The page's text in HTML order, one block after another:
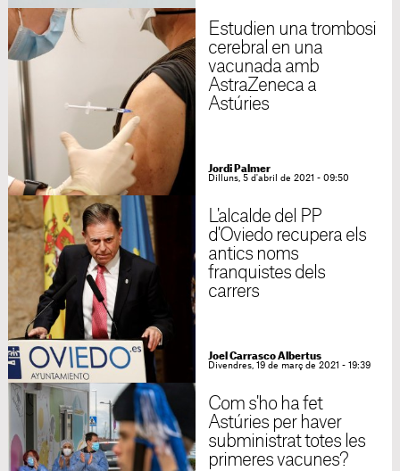
Estudien una trombosi
cerebral en una
vacunada amb
AstraZeneca a
Astúries
Jordi Palmer
Dilluns, 5 d'abril de 2021 - 09:50
L'alcalde del PP
d'Oviedo recupera els
antics noms
franquistes dels
carrers
Joel Carrasco Albertus
Divendres, 19 de març de 2021 - 19:39
Com s'ho ha fet
Astúries per haver
subministrat totes les
primeres vacunes?